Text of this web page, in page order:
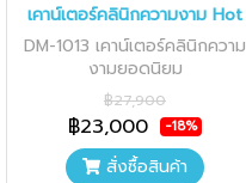
เคาน์เตอร์คลินิกความงาม Hot
DM-1013 เคาน์เตอร์คลินิกความ
งามยอดนิยม
฿27,900
฿23,000 -18%
สั่งซื้อสินค้า